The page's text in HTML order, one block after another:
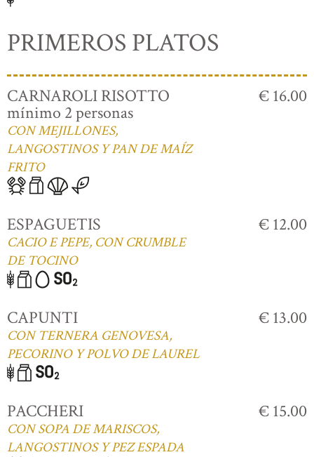
PRIMEROS PLATOS
CARNAROLI RISOTTO
mínimo 2 personas
CON MEJILLONES,
LANGOSTINOS Y PAN DE MAÍZ
FRITO
€ 16.00
ESPAGUETIS
CACIO E PEPE, CON CRUMBLE
DE TOCINO
€ 12.00
CAPUNTI
CON TERNERA GENOVESA,
PECORINO Y POLVO DE LAUREL
€ 13.00
PACCHERI
CON SOPA DE MARISCOS,
LANGOSTINOS Y PEZ ESPADA
€ 15.00